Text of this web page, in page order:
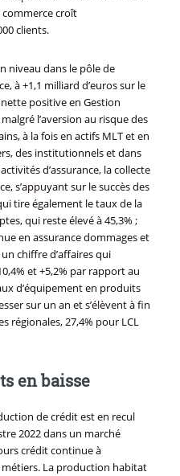
croît
clients.
niveau dans le pôle de
à +1,1 milliard d’euros sur le
positive en Gestion
l’aversion au risque des
à la fois en actifs MLT et en
des institutionnels et dans
d’assurance, la collecte
s’appuyant sur le succès des
tire également le taux de la
qui reste élevé à 45,3% ;
en assurance dommages et
chiffre d’affaires qui
et +5,2% par rapport au
d’équipement en produits
sur un an et s’élèvent à fin
régionales, 27,4% pour LCL
en baisse
de crédit est en recul
2022 dans un marché
crédit continue à
métiers. La production habitat